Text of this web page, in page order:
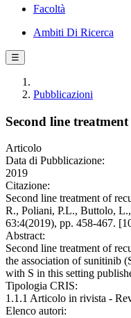
Facoltà
Ambiti Di Ricerca
☰
Pubblicazioni
Second line
Articolo
Data di Pubblicazione:
2019
Citazione:
Second line treatment of
R., Poliani, P.L., Buttolo,
63:4(2019), pp. 458-467.
Abstract:
Second line treatment of
the association of sunitinib
with S in this setting
Tipologia CRIS:
1.1.1 Articolo in rivista -
Elenco autori: